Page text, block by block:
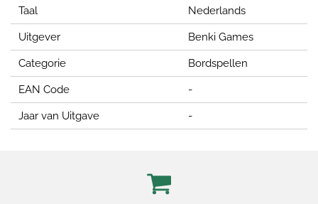
Taal Nederlands
Uitgever Benki Games
Categorie Bordspellen
EAN Code -
Jaar van Uitgave -